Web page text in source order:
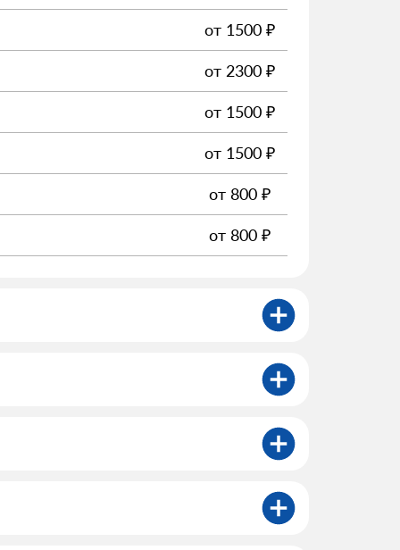
от 1500 ₽
от 2300 ₽
от 1500 ₽
от 1500 ₽
от 800 ₽
от 800 ₽